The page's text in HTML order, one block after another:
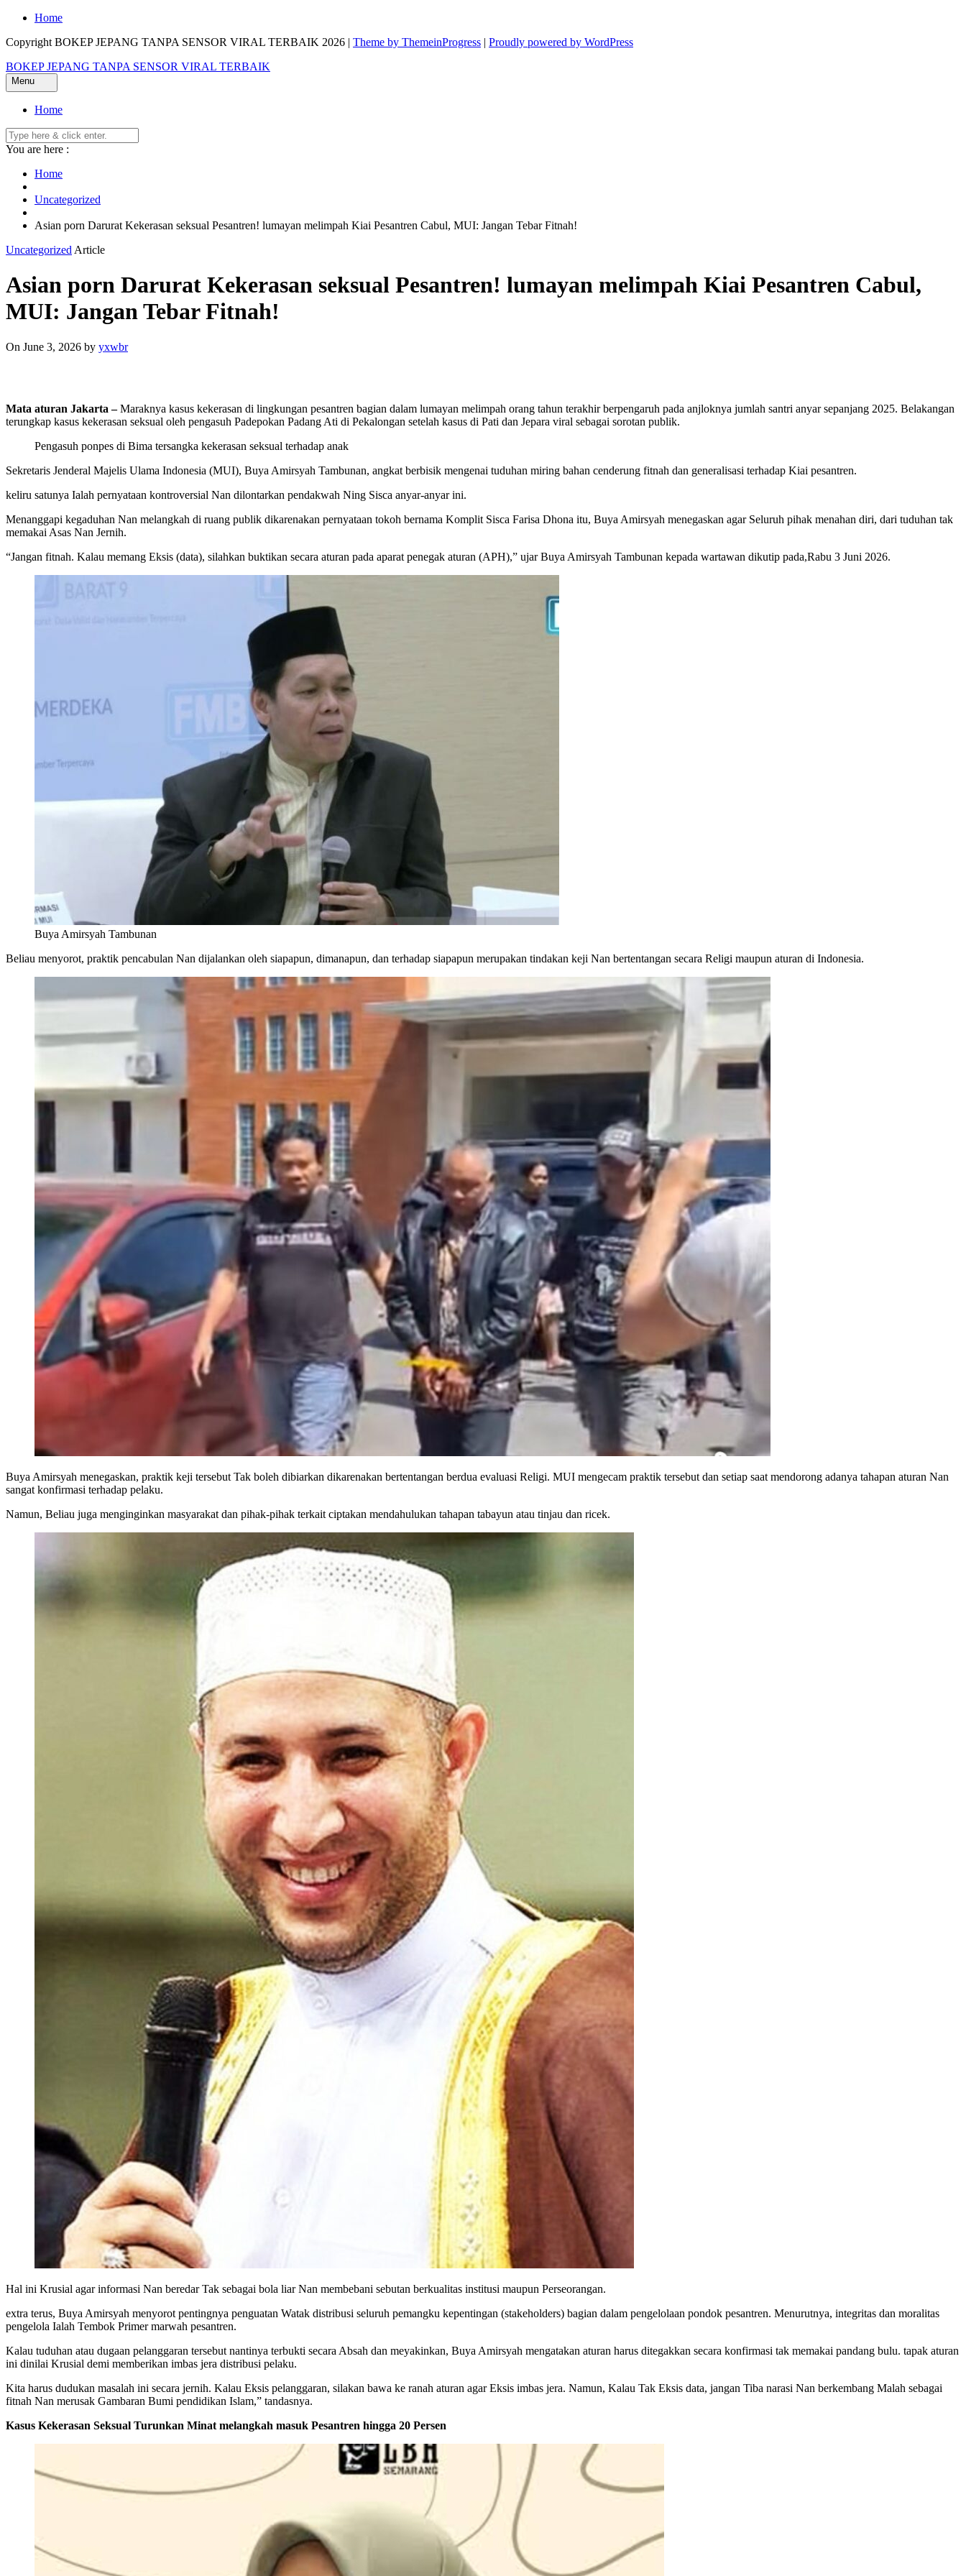
Skip
content
Home
Copyright BOKEP JEPANG TANPA SENSOR VIRAL TERBAIK 2026 | Theme by ThemeinProgress | Proudly powered by WordPress
BOKEP JEPANG TANPA SENSOR VIRAL TERBAIK
Menu
Home
You are here :
Home
Uncategorized
Asian porn Darurat Kekerasan seksual Pesantren! lumayan melimpah Kiai Pesantren Cabul, MUI: Jangan Tebar Fitnah!
Uncategorized Article
Asian porn Darurat Kekerasan seksual Pesantren! lumayan melimpah Kiai Pesantren Cabul,
MUI: Jangan Tebar Fitnah!
On June 3, 2026 by yxwbr
Mata aturan Jakarta –Maraknya kasus kekerasan di lingkungan pesantren bagian dalam lumayan melimpah orang tahun terakhir berpengaruh pada anjloknya jumlah santri anyar sepanjang 2025. Belakangan
terungkap kasus kekerasan seksual oleh pengasuh Padepokan Padang Ati di Pekalongan setelah kasus di Pati dan Jepara viral sebagai sorotan publik.
Pengasuh ponpes di Bima tersangka kekerasan seksual terhadap anak
Sekretaris Jenderal Majelis Ulama Indonesia (MUI), Buya Amirsyah Tambunan, angkat berbisik mengenai tuduhan miring bahan cenderung fitnah dan generalisasi terhadap Kiai pesantren.
keliru satunya Ialah pernyataan kontroversial Nan dilontarkan pendakwah Ning Sisca anyar-anyar ini.
Menanggapi kegaduhan Nan melangkah di ruang publik dikarenakan pernyataan tokoh bernama Komplit Sisca Farisa Dhona itu, Buya Amirsyah menegaskan agar Seluruh pihak menahan diri, dari tuduhan tak
memakai Asas Nan Jernih.
“Jangan fitnah. Kalau memang Eksis (data), silahkan buktikan secara aturan pada aparat penegak aturan (APH),” ujar Buya Amirsyah Tambunan kepada wartawan dikutip pada,Rabu 3 Juni 2026.
Buya Amirsyah Tambunan
Beliau menyorot, praktik pencabulan Nan dijalankan oleh siapapun, dimanapun, dan terhadap siapapun merupakan tindakan keji Nan bertentangan secara Religi maupun aturan di Indonesia.
Buya Amirsyah menegaskan, praktik keji tersebut Tak boleh dibiarkan dikarenakan bertentangan berdua evaluasi Religi. MUI mengecam praktik tersebut dan setiap saat mendorong adanya tahapan aturan Nan
sangat konfirmasi terhadap pelaku.
Namun, Beliau juga menginginkan masyarakat dan pihak-pihak terkait ciptakan mendahulukan tahapan tabayun atau tinjau dan ricek.
Hal ini Krusial agar informasi Nan beredar Tak sebagai bola liar Nan membebani sebutan berkualitas institusi maupun Perseorangan.
extra terus, Buya Amirsyah menyorot pentingnya penguatan Watak distribusi seluruh pemangku kepentingan (stakeholders) bagian dalam pengelolaan pondok pesantren. Menurutnya, integritas dan moralitas
pengelola Ialah Tembok Primer marwah pesantren.
Kalau tuduhan atau dugaan pelanggaran tersebut nantinya terbukti secara Absah dan meyakinkan, Buya Amirsyah mengatakan aturan harus ditegakkan secara konfirmasi tak memakai pandang bulu. tapak aturan
ini dinilai Krusial demi memberikan imbas jera distribusi pelaku.
Kita harus dudukan masalah ini secara jernih. Kalau Eksis pelanggaran, silakan bawa ke ranah aturan agar Eksis imbas jera. Namun, Kalau Tak Eksis data, jangan Tiba narasi Nan berkembang Malah sebagai
fitnah Nan merusak Gambaran Bumi pendidikan Islam,” tandasnya.
Kasus Kekerasan Seksual Turunkan Minat melangkah masuk Pesantren hingga 20 Persen